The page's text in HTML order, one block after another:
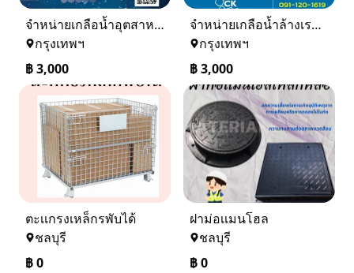
จำหน่ายเกลือน้ำอุตสาหกรรม เกลือน้ำล้างเรซิ่น
กรุงเทพฯ
฿3,000
จำหน่ายเกลือน้ำล้างเรซิ่น จำหน่ายเกลือน้ำอุตสาหกรรม
กรุงเทพฯ
฿3,000
ตะเเกรงเหล็กรพับได้
ชลบุรี
฿0
ฝาม่อเเมนโฮล
ชลบุรี
฿0